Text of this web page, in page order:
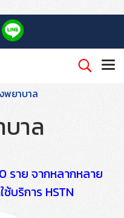
พยาบาล
าล
ราย จากหลากหลาย
ช้บริการ HSTN